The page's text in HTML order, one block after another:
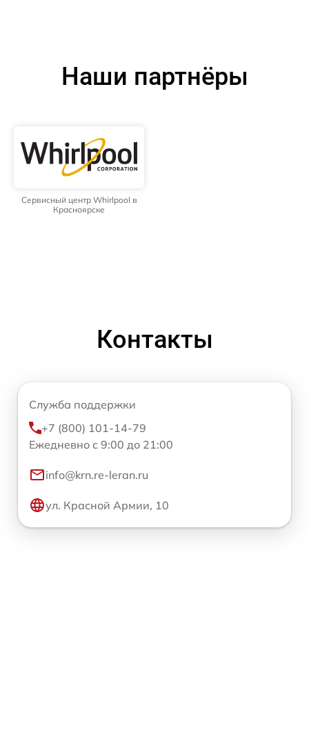
Наши партнёры
Сервисный центр Whirlpool в
Красноярске
Контакты
Служба поддержки
+7 (800) 101-14-79
Ежедневно с 9:00 до 21:00
info@krn.re-leran.ru
ул. Красной Армии, 10